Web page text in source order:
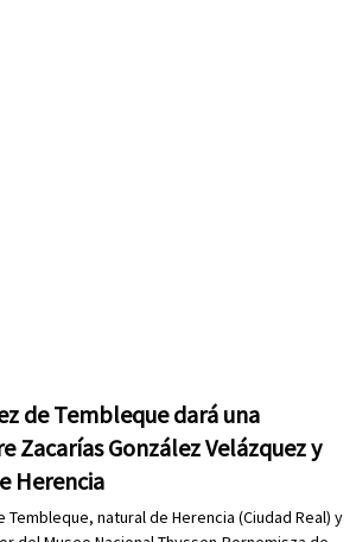
de Tembleque dará una
Zacarías González Velázquez y
Herencia
Tembleque, natural de Herencia (Ciudad Real) y